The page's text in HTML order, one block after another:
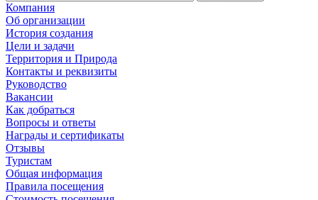
Компания
Об организации
История создания
Цели и задачи
Территория и Природа
Контакты и реквизиты
Руководство
Вакансии
Как добраться
Вопросы и ответы
Награды и сертификаты
Отзывы
Туристам
Общая информация
Правила посещения